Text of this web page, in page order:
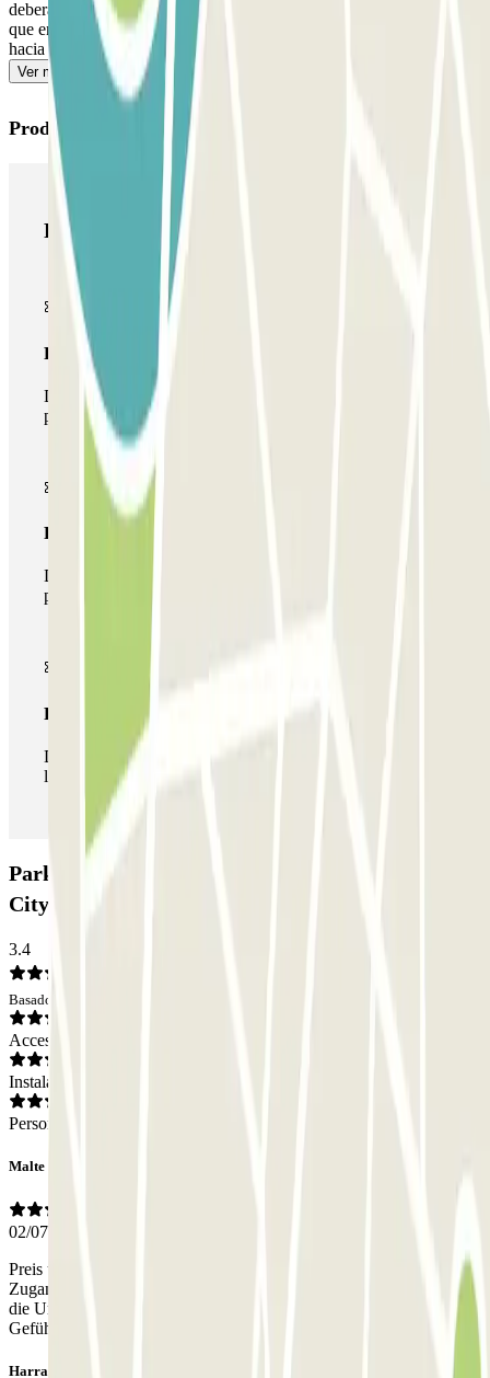
deberás abonar el importe adicional a través de la app o del enlace
que encontrarás en tu reserva. Recuerda hacerlo antes de dirigirte
hacia la salida para evitar colas.
Ver más
Productos de Parclick
Productos de Parclick
Pase básico
Durante tu estancia podrás entrar y salir una única vez al
parking
Pase multiparking
Durante tu estancia podrás hacer uso de toda la red de
parkings de este operador disponibles en Parclick.
Pase ilimitado
Durante tu estancia podrás entrar y salir del parking todas
las veces que quieras.
Parking Parkbee The Social Hub Amsterdam
City: Opiniones
3.4
Basado en 17 opiniones
Acceso
Instalaciones
Personal
Malte
02/07/2026
Preis und Lage sind für Amsterdam echt in Ordnung. Mit dem
Zugang hat auch alles geklappt. Allerdings war der Parkplatz und
die Umgebung sehr dreckig, weshalb man nicht nicht das beste
Gefühl hatte. Ging aber alles gut.
Harrald